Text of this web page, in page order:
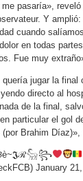
pasaría»,
Y
cuando
en todas
Fue muy
quería jugar la final
directo al
de la final,
particular el gol
Brahim Díaz)»,
January